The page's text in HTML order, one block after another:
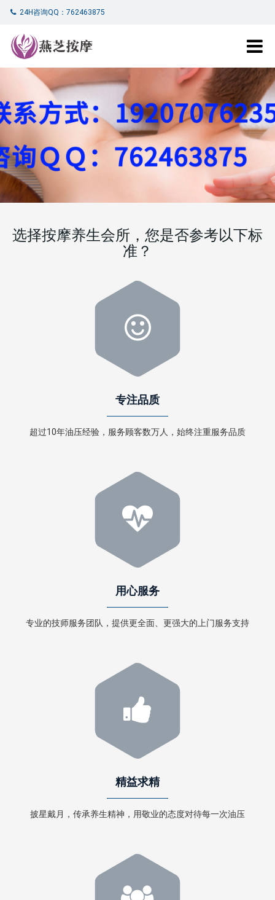
24H咨询QQ：762463875
选择按摩养生会所，您是否参考以下标
准？
专注品质
超过10年油压经验，服务顾客数万人，始终注重服务品质
用心服务
专业的技师服务团队，提供更全面、更强大的上门服务支持
精益求精
披星戴月，传承养生精神，用敬业的态度对待每一次油压